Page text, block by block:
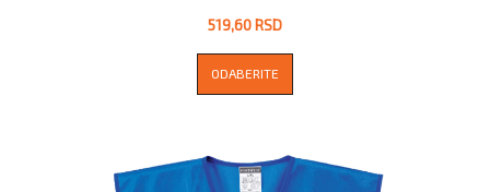
519,60 RSD
ODABERITE